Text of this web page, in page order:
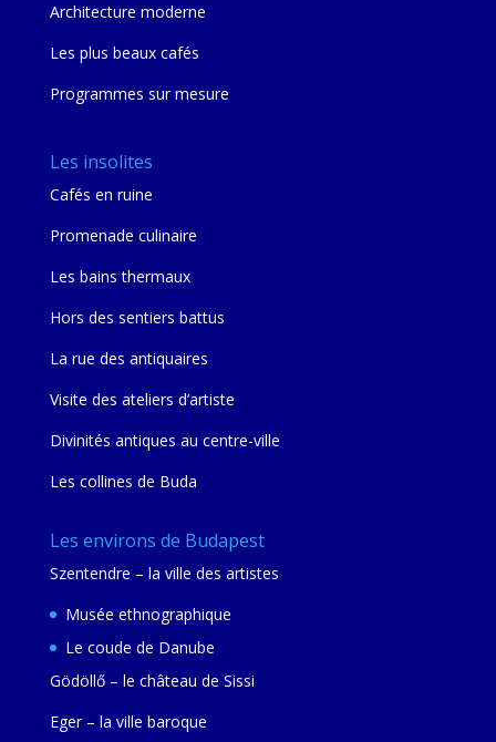
Architecture moderne
Les plus beaux cafés
Programmes sur mesure
Les insolites
Cafés en ruine
Promenade culinaire
Les bains thermaux
Hors des sentiers battus
La rue des antiquaires
Visite des ateliers d’artiste
Divinités antiques au centre-ville
Les collines de Buda
Les environs de Budapest
Szentendre – la ville des artistes
Musée ethnographique
Le coude de Danube
Gödöllő – le château de Sissi
Eger – la ville baroque